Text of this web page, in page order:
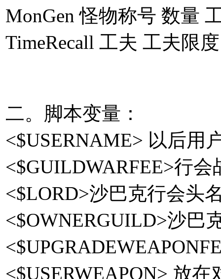
MonGen 怪物称号 数量
TimeRecall 工夫 工夫限度
二。脚本变量：
<$USERNAME> 以后用
<$GUILDWARFEE>行会
<$LORD>沙巴克行会头
<$OWNERGUILD>沙巴
<$USERWEAPON> 放